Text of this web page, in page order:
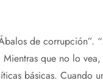
de corrupción”.
que no lo
básicas. Cuando